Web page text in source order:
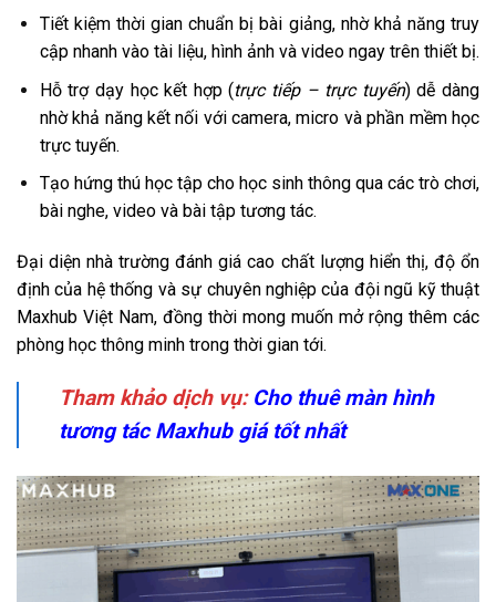
Tiết kiệm thời gian chuẩn bị bài giảng, nhờ khả năng truy
cập nhanh vào tài liệu, hình ảnh và video ngay trên thiết bị.
Hỗ trợ dạy học kết hợp (trực tiếp – trực tuyến) dễ dàng
nhờ khả năng kết nối với camera, micro và phần mềm học
trực tuyến.
Tạo hứng thú học tập cho học sinh thông qua các trò chơi,
bài nghe, video và bài tập tương tác.
Đại diện nhà trường đánh giá cao chất lượng hiển thị, độ ổn
định của hệ thống và sự chuyên nghiệp của đội ngũ kỹ thuật
Maxhub Việt Nam, đồng thời mong muốn mở rộng thêm các
phòng học thông minh trong thời gian tới.
Tham khảo dịch vụ: Cho thuê màn hình
tương tác Maxhub giá tốt nhất